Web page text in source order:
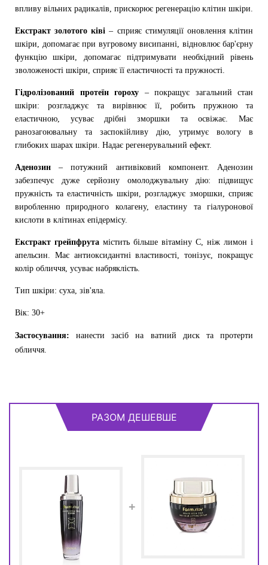
впливу вільних радикалів, прискорює регенерацію клітин шкіри.
Екстракт золотого ківі – сприяє стимуляції оновлення клітин
шкіри, допомагає при вугровому висипанні, відновлює бар'єрну
функцію шкіри, допомагає підтримувати необхідний рівень
зволоженості шкіри, сприяє її еластичності та пружності.
Гідролізований протеїн гороху – покращує загальний стан
шкіри: розгладжує та вирівнює її, робить пружною та
еластичною, усуває дрібні зморшки та освіжає. Має
ранозагоювальну та заспокійливу дію, утримує вологу в
глибоких шарах шкіри. Надає регенерувальний ефект.
Аденозин – потужний антивіковий компонент. Аденозин
забезпечує дуже серйозну омолоджувальну дію: підвищує
пружність та еластичність шкіри, розгладжує зморшки, сприяє
виробленню природного колагену, еластину та гіалуронової
кислоти в клітинах епідермісу.
Екстракт грейпфрута містить більше вітаміну С, ніж лимон і
апельсин. Має антиоксидантні властивості, тонізує, покращує
колір обличчя, усуває набряклість.
Тип шкіри: суха, зів'яла.
Вік: 30+
Застосування: нанести засіб на ватний диск та протерти
обличчя.
РАЗОМ ДЕШЕВШЕ
+